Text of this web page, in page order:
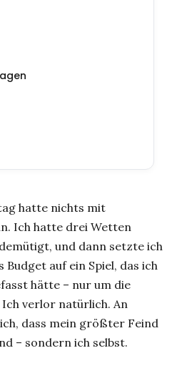
hatte nichts mit
Ich hatte drei Wetten
und dann setzte ich
Budget auf ein Spiel, das ich
hätte – nur um die
verlor natürlich. An
dass mein größter Feind
– sondern ich selbst.